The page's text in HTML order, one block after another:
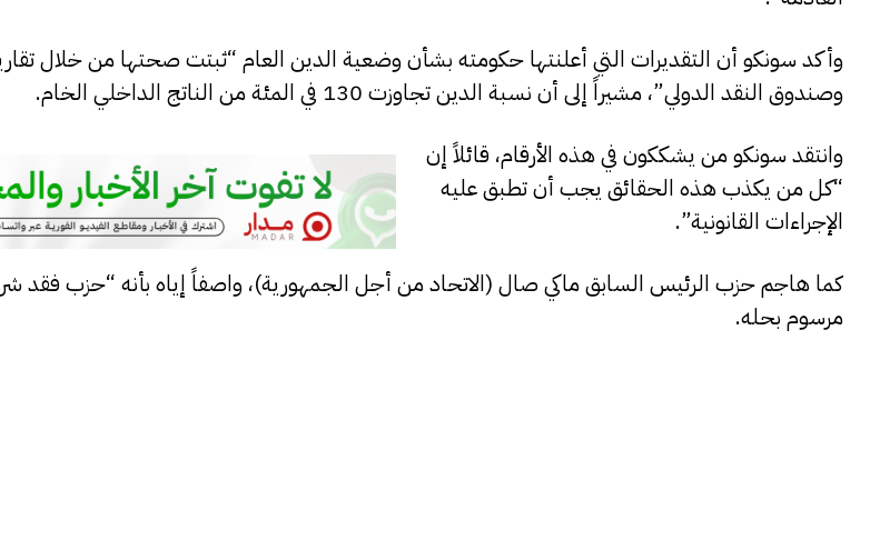
وأكد سونكو أن التقديرات التي أعلنتها حكومته بشأن وضعية الدين العام “ثبتت صحتها من خلال
وصندوق النقد الدولي”، مشيراً إلى أن نسبة الدين تجاوزت 130 في المئة من الناتج الداخلي الخام.
وانتقد سونكو من يشككون في هذه الأرقام، قائلاً إن
“كل من يكذب هذه الحقائق يجب أن تطبق عليه
الإجراءات القانونية”.
كما هاجم حزب الرئيس السابق ماكي صال (الاتحاد من أجل الجمهورية)، واصفاً إياه بأنه “حزب فقد
مرسوم بحله.